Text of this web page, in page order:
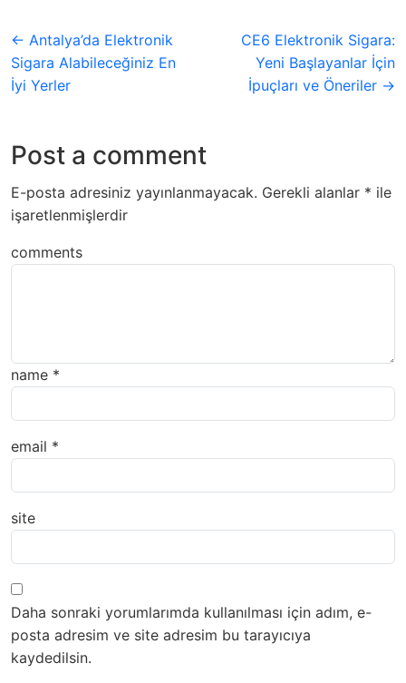
← Antalya’da Elektronik
Sigara Alabileceğiniz En
İyi Yerler
CE6 Elektronik Sigara:
Yeni Başlayanlar İçin
İpuçları ve Öneriler →
Post a comment
E-posta adresiniz yayınlanmayacak. Gerekli alanlar * ile
işaretlenmişlerdir
comments
name *
email *
site
Daha sonraki yorumlarımda kullanılması için adım, e-
posta adresim ve site adresim bu tarayıcıya
kaydedilsin.